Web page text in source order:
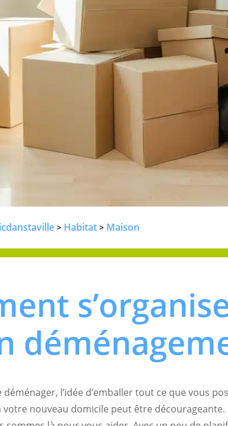
> Habitat > Maison
déménager, l’idée d’emballer tout ce que vous
nouveau domicile peut être décourageante.